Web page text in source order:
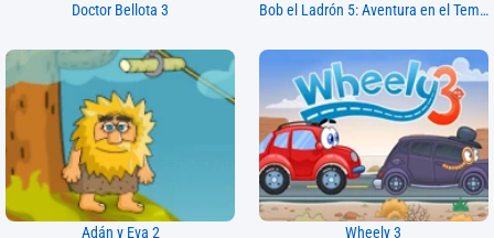
Doctor Bellota 3 Bob el Ladrón 5: Aventura en el Templo
Adán y Eva 2 Wheely 3